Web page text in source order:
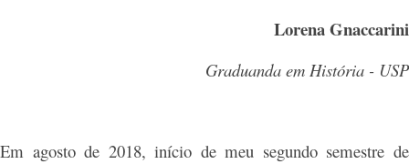
Lorena Gnaccarini
Graduanda em História - USP
Em agosto de 2018, início de meu segundo semestre de